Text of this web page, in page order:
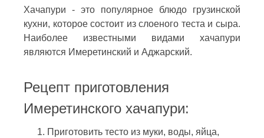
Хачапури - это популярное блюдо грузинской
кухни, которое состоит из слоеного теста и сыра.
Наиболее известными видами хачапури
являются Имеретинский и Аджарский.
Рецепт приготовления
Имеретинского хачапури:
Приготовить тесто из муки, воды, яйца,